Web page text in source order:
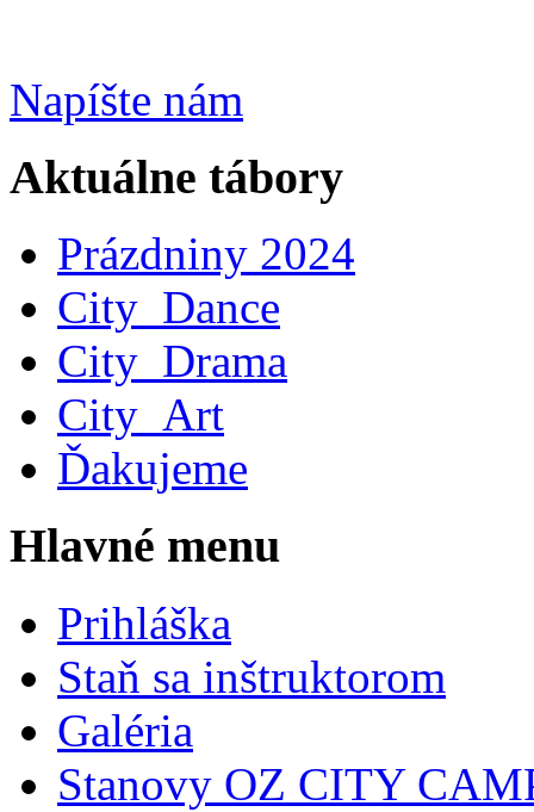
Napíšte nám
Aktuálne tábory
Prázdniny 2024
City_Dance
City_Drama
City_Art
Ďakujeme
Hlavné menu
Prihláška
Staň sa inštruktorom
Galéria
Stanovy OZ CITY